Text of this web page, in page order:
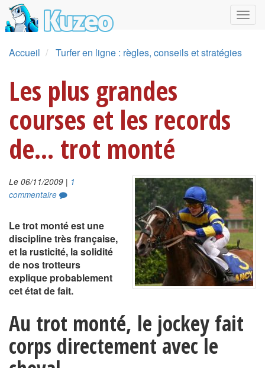
Accueil Turfer en ligne : règles, conseils et stratégies
Les plus grandes
courses et les records
de... trot monté
Le 06/11/2009 | 1
commentaire
Le trot monté est une
discipline très française,
et la rusticité, la solidité
de nos trotteurs
explique probablement
cet état de fait.
Au trot monté, le jockey fait
corps directement avec le